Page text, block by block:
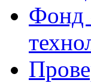
Фонд